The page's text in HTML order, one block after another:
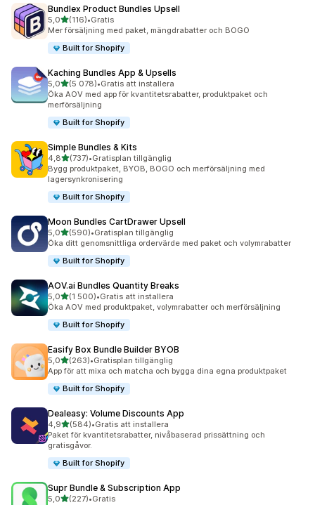
Bundlex Product Bundles Upsell
5,0av 5 stjärnor
(116)
116 recensioner totalt
•Gratis
Mer försäljning med paket, mängdrabatter och BOGO
Built for Shopify
Kaching Bundles App & Upsells
5,0av 5 stjärnor
(5 078)
5078 recensioner totalt
•Gratis att installera
Öka AOV med app för kvantitetsrabatter, produktpaket och
merförsäljning
Built for Shopify
Simple Bundles & Kits
4,8av 5 stjärnor
(737)
737 recensioner totalt
•Gratisplan tillgänglig
Bygg produktpaket, BYOB, BOGO och merförsäljning med
lagersynkronisering
Built for Shopify
Moon Bundles CartDrawer Upsell
5,0av 5 stjärnor
(590)
590 recensioner totalt
•Gratisplan tillgänglig
Öka ditt genomsnittliga ordervärde med paket och volymrabatter
Built for Shopify
AOV.ai Bundles Quantity Breaks
5,0av 5 stjärnor
(1 500)
1500 recensioner totalt
•Gratis att installera
Öka AOV med produktpaket, volymrabatter och merförsäljning
Built for Shopify
Easify Box Bundle Builder BYOB
5,0av 5 stjärnor
(263)
263 recensioner totalt
•Gratisplan tillgänglig
App för att mixa och matcha och bygga dina egna produktpaket
Built for Shopify
Dealeasy: Volume Discounts App
4,9av 5 stjärnor
(584)
584 recensioner totalt
•Gratis att installera
Paket för kvantitetsrabatter, nivåbaserad prissättning och
gratisgåvor.
Built for Shopify
Supr Bundle & Subscription App
5,0av 5 stjärnor
(227)
227 recensioner totalt
•Gratis